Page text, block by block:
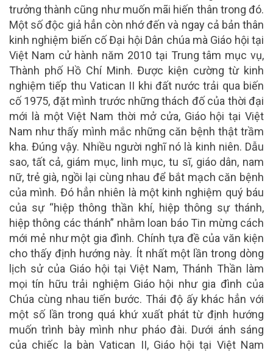
trưởng thành cũng như muốn mãi hiến thân trong đó.
Một số độc giả hẳn còn nhớ đến và ngay cả bản thân
kinh nghiệm biến cố Đại hội Dân chúa mà Giáo hội tại
Việt Nam cử hành năm 2010 tại Trung tâm mục vụ,
Thành phố Hồ Chí Minh. Được kiện cường từ kinh
nghiệm tiếp thu Vatican II khi đất nước trải qua biến
cố 1975, đặt mình trước những thách đố của thời đại
mới là một Việt Nam thời mở cửa, Giáo hội tại Việt
Nam như thấy mình mắc những căn bệnh thật trầm
kha. Đúng vậy. Nhiều người nghĩ nó là kinh niên. Dẫu
sao, tất cả, giám mục, linh mục, tu sĩ, giáo dân, nam
nữ, trẻ già, ngồi lại cùng nhau để bắt mạch căn bệnh
của mình. Đó hẳn nhiên là một kinh nghiệm quý báu
của sự “hiệp thông thần khí, hiệp thông sự thánh,
hiệp thông các thánh” nhằm loan báo Tin mừng cách
mới mẻ như một gia đình. Chính tựa đề của văn kiện
cho thấy định hướng này. Ít nhất một lần trong dòng
lịch sử của Giáo hội tại Việt Nam, Thánh Thần làm
mọi tín hữu trải nghiệm Giáo hội như gia đình của
Chúa cùng nhau tiến bước. Thái độ ấy khác hẳn với
một số lần trong quá khứ xuất phát từ định hướng
muốn trình bày mình như pháo đài. Dưới ánh sáng
của chiếc la bàn Vatican II, Giáo hội tại Việt Nam